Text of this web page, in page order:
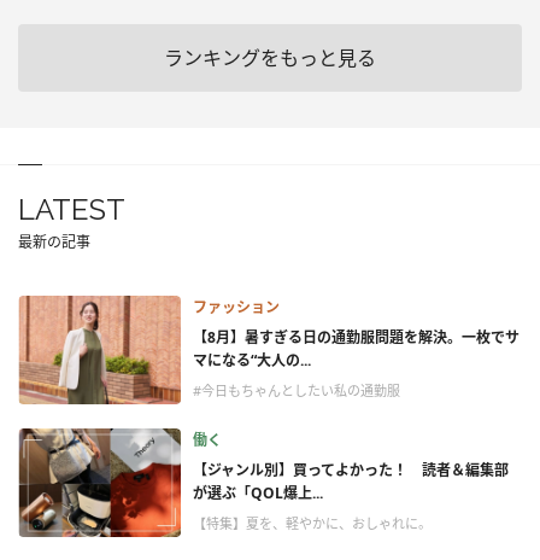
ランキングをもっと見る
LATEST
最新の記事
ファッション
【8月】暑すぎる日の通勤服問題を解決。一枚でサ
マになる“大人の...
#今日もちゃんとしたい私の通勤服
働く
【ジャンル別】買ってよかった！ 読者＆編集部
が選ぶ「QOL爆上...
【特集】夏を、軽やかに、おしゃれに。